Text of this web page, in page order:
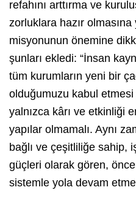
refahını arttırma ve
zorluklara hazır olmasına
misyonunun önemine
şunları ekledi: “İnsan
tüm kurumların yeni bir
olduğumuzu kabul
yalnızca kârı ve etkinliği
yapılar olmamalı. Aynı
bağlı ve çeşitliliğe sahip,
güçleri olarak gören,
sistemle yola devam